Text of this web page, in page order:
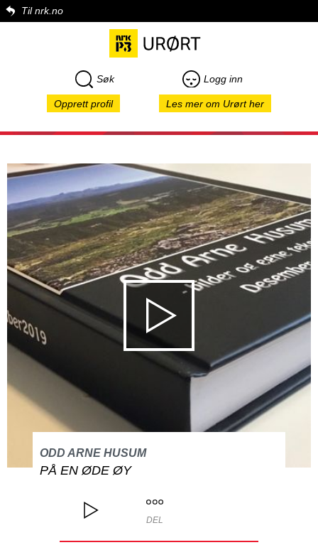
Til nrk.no
Søk Logg inn
Opprett profil Les mer om Urørt her
ODD ARNE HUSUM
PÅ EN ØDE ØY
DEL